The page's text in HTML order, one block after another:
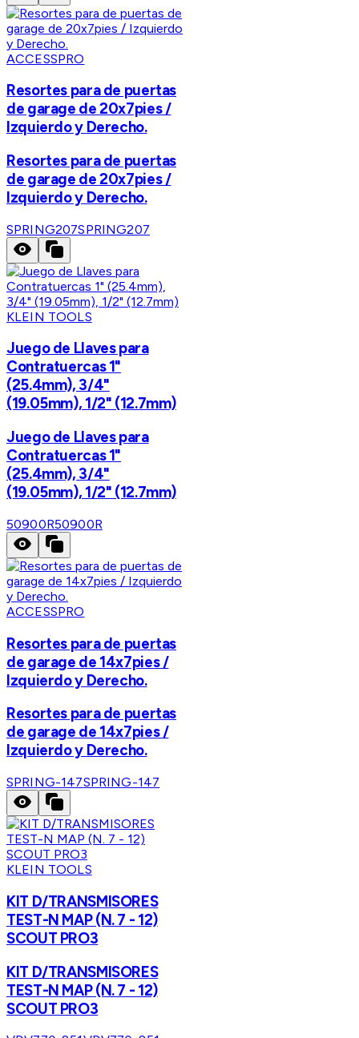
ACCESSPRO
Resortes para de puertas
de garage de 20x7pies /
Izquierdo y Derecho.
Resortes para de puertas
de garage de 20x7pies /
Izquierdo y Derecho.
SPRING207SPRING207
KLEIN TOOLS
Juego de Llaves para
Contratuercas 1"
(25.4mm), 3/4"
(19.05mm), 1/2" (12.7mm)
Juego de Llaves para
Contratuercas 1"
(25.4mm), 3/4"
(19.05mm), 1/2" (12.7mm)
50900R50900R
ACCESSPRO
Resortes para de puertas
de garage de 14x7pies /
Izquierdo y Derecho.
Resortes para de puertas
de garage de 14x7pies /
Izquierdo y Derecho.
SPRING-147SPRING-147
KLEIN TOOLS
KIT D/TRANSMISORES
TEST-N MAP (N. 7 - 12)
SCOUT PRO3
KIT D/TRANSMISORES
TEST-N MAP (N. 7 - 12)
SCOUT PRO3